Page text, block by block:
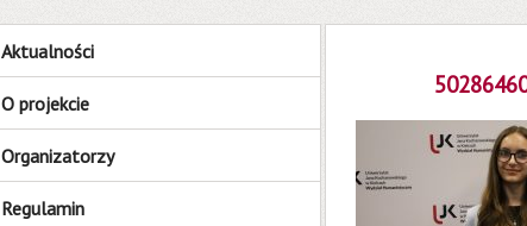
Aktualności
O projekcie
Organizatorzy
Regulamin